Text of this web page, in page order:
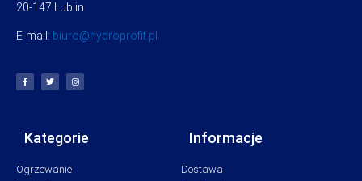
20-147 Lublin
E-mail: biuro@hydroprofit.pl
Kategorie
Ogrzewanie
Informacje
Dostawa